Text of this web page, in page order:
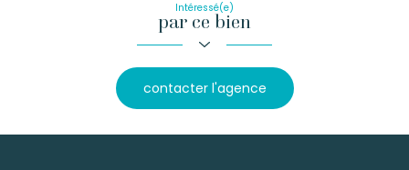
Intéressé(e)
par ce bien
contacter l'agence